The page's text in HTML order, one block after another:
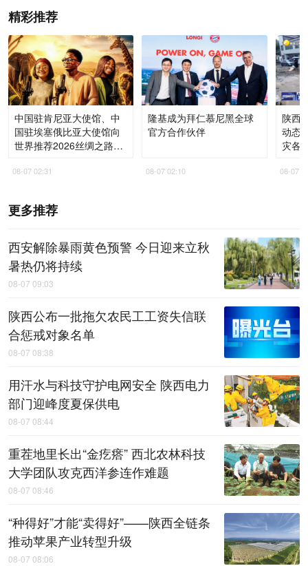
精彩推荐
中国驻肯尼亚大使馆、中
国驻埃塞俄比亚大使馆向
世界推荐2026丝绸之路万
里同歌》！
08-07 02:31
隆基成为拜仁慕尼黑全球
官方合作伙伴
08-07 02:10
陕西
动态
灾各
08-07
更多推荐
西安解除暴雨黄色预警 今日迎来立秋
暑热仍将持续
08-07 09:03
陕西公布一批拖欠农民工工资失信联
合惩戒对象名单
08-07 08:38
用汗水与科技守护电网安全 陕西电力
部门迎峰度夏保供电
08-07 08:44
重茬地里长出“金疙瘩” 西北农林科技
大学团队攻克西洋参连作难题
08-07 08:46
“种得好”才能“卖得好”——陕西全链条
推动苹果产业转型升级
08-07 08:06